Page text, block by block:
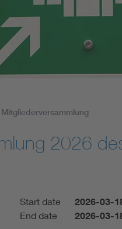
Mitgliederversammlung
2026
Start date 2026-03-
End date
2026-03-